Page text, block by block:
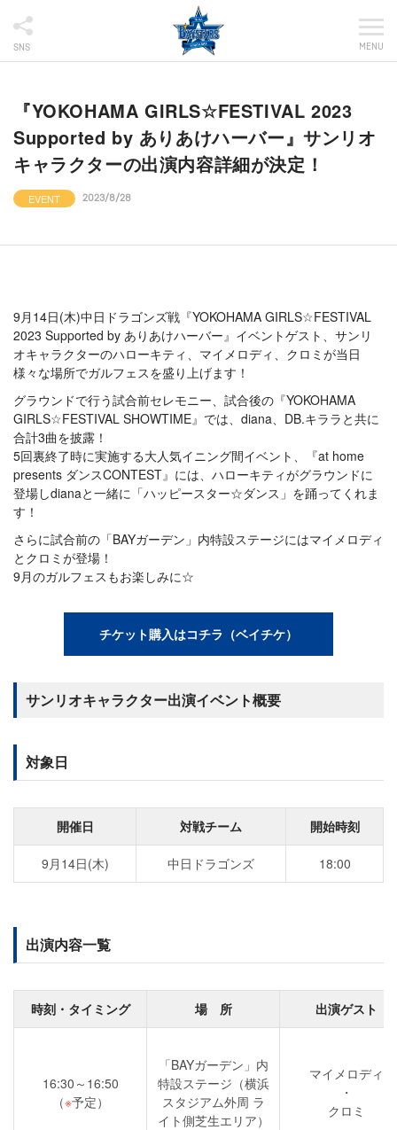
SNS MENU
『YOKOHAMA GIRLS☆FESTIVAL 2023
Supported by ありあけハーバー』サンリオ
キャラクターの出演内容詳細が決定！
EVENT 2023/8/28
9月14日(木)中日ドラゴンズ戦『YOKOHAMA GIRLS☆FESTIVAL
2023 Supported by ありあけハーバー』イベントゲスト、サンリ
オキャラクターのハローキティ、マイメロディ、クロミが当日
様々な場所でガルフェスを盛り上げます！
グラウンドで行う試合前セレモニー、試合後の『YOKOHAMA
GIRLS☆FESTIVAL SHOWTIME』では、diana、DB.キララと共に
合計3曲を披露！
5回裏終了時に実施する大人気イニング間イベント、『at home
presents ダンスCONTEST』には、ハローキティがグラウンドに
登場しdianaと一緒に「ハッピースター☆ダンス」を踊ってくれま
す！
さらに試合前の「BAYガーデン」内特設ステージにはマイメロディ
とクロミが登場！
9月のガルフェスもお楽しみに☆
チケット購入はコチラ（ベイチケ）
サンリオキャラクター出演イベント概要
対象日
開催日 対戦チーム 開始時刻
9月14日(木) 中日ドラゴンズ 18:00
出演内容一覧
時刻・タイミング 場 所 出演ゲスト
16:30～16:50
（※予定）
「BAYガーデン」内
特設ステージ（横浜
スタジアム外周 ラ
イト側芝生エリア）
マイメロディ
・
クロミ